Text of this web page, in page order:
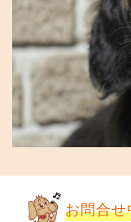
お問合